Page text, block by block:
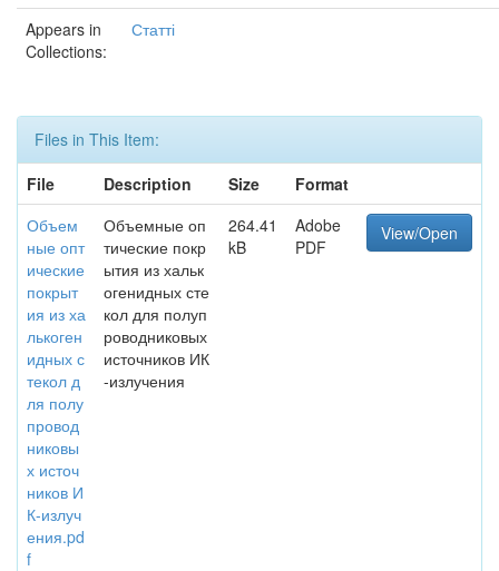
Appears in
Collections:
Статті
Files in This Item:
File
Description Size
Format
Объем
ные опт
ические
покрыт
ия из ха
лькоген
идных с
текол д
ля полу
провод
никовы
х источ
ников И
К-излуч
ения.pd
f
Объемные оп
тические покр
ытия из хальк
огенидных сте
кол для полуп
роводниковых
источников ИК
-излучения
264.41
kB
Adobe
PDF
View/Open